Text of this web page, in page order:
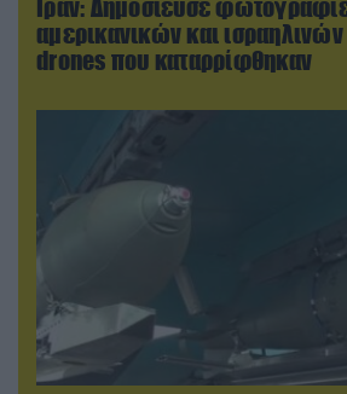
Ιράν: Δημοσίευσε
αμερικανικών και
drones που καταρρίφθηκαν